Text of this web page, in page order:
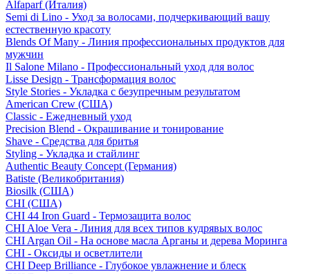
Alfaparf (Италия)
Semi di Lino - Уход за волосами, подчеркивающий вашу
естественную красоту
Blends Of Many - Линия профессиональных продуктов для
мужчин
Il Salone Milano - Профессиональный уход для волос
Lisse Design - Трансформация волос
Style Stories - Укладка с безупречным результатом
American Crew (США)
Classic - Ежедневный уход
Precision Blend - Окрашивание и тонирование
Shave - Средства для бритья
Styling - Укладка и стайлинг
Authentic Beauty Concept (Германия)
Batiste (Великобритания)
Biosilk (США)
CHI (США)
CHI 44 Iron Guard - Термозащита волос
CHI Aloe Vera - Линия для всех типов кудрявых волос
CHI Argan Oil - На основе масла Арганы и дерева Моринга
CHI - Оксиды и осветлители
CHI Deep Brilliance - Глубокое увлажнение и блеск